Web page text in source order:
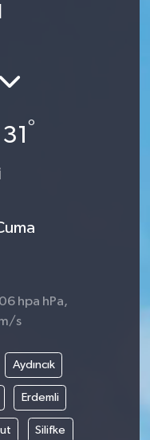
31 °
hpa hPa,
s
Aydıncık
Erdemli
Silifke